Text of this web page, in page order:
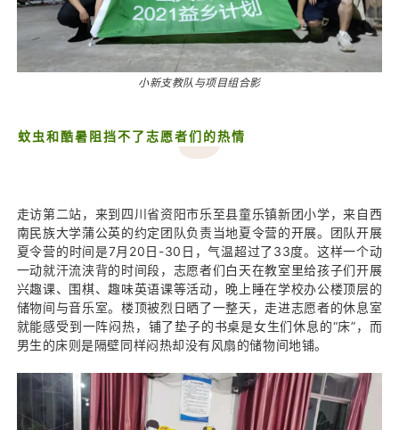
小新支教队与项目组合影
蚊虫和酷暑阻挡不了志愿者们的热情
走访第二站，来到四川省资阳市乐至县童乐镇新团小学，来自西
南民族大学蒲公英的约定团队负责当地夏令营的开展。团队开展
夏令营的时间是7月20日-30日，气温超过了33度。这样一个动
一动就汗流浃背的时间段，志愿者们白天在教室里给孩子们开展
兴趣课、围棋、趣味英语课等活动，晚上睡在学校办公楼顶层的
储物间与音乐室。楼顶被烈日晒了一整天，走进志愿者的休息室
就能感受到一阵闷热，铺了垫子的书桌是女生们休息的“床”，而
男生的床则是隔壁同样闷热却没有风扇的储物间地铺。